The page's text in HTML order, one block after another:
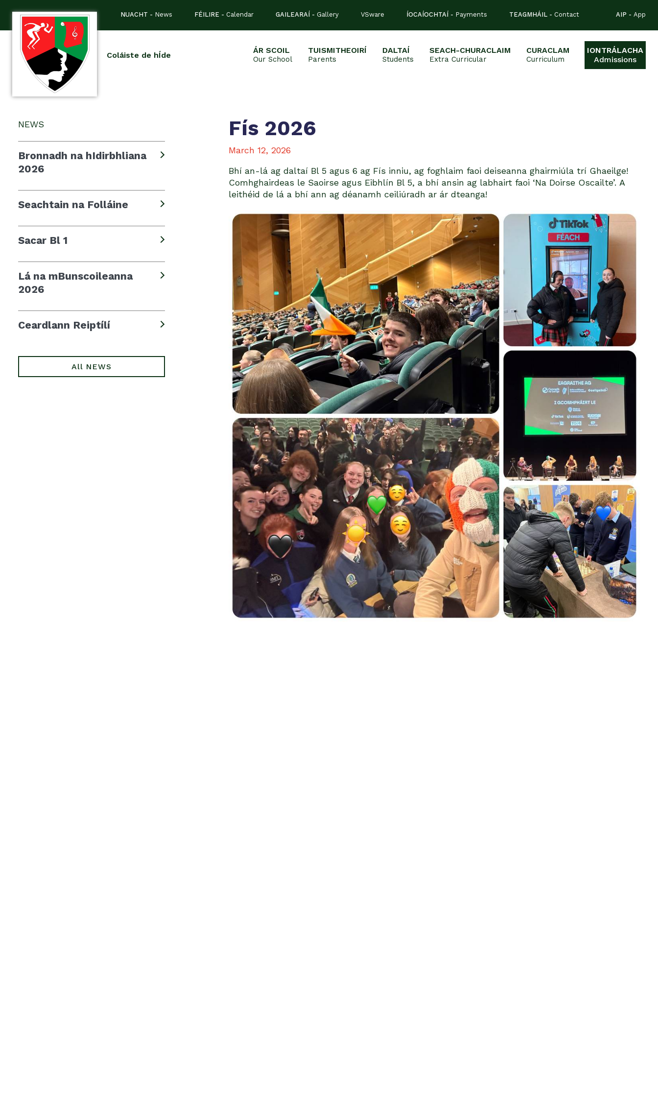
NUACHT - News FÉILIRE - Calendar GAILEARAÍ - Gallery VSware ÍOCAÍOCHTAÍ - Payments TEAGMHÁIL - Contact AIP - App
Coláiste de hÍde
ÁR SCOIL
Our School
TUISMITHEOIRÍ
Parents
DALTAÍ
Students
SEACH-CHURACLAIM
Extra Curricular
CURACLAM
Curriculum
IONTRÁLACHA
Admissions
NEWS
Bronnadh na hIdirbhliana
2026
Seachtain na Folláine
Sacar Bl 1
Lá na mBunscoileanna
2026
Ceardlann Reiptílí
All NEWS
Fís 2026
March 12, 2026
Bhí an-lá ag daltaí Bl 5 agus 6 ag Fís inniu, ag foghlaim faoi deiseanna ghairmiúla trí Ghaeilge!
Comhghairdeas le Saoirse agus Eibhlín Bl 5, a bhí ansin ag labhairt faoi ‘Na Doirse Oscailte’. A
leithéid de lá a bhí ann ag déanamh ceiliúradh ar ár dteanga!